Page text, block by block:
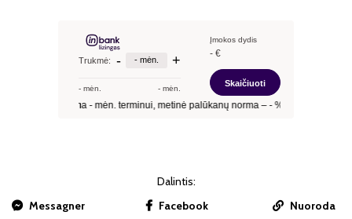
Dalintis:
Messagner
Facebook Nuoroda